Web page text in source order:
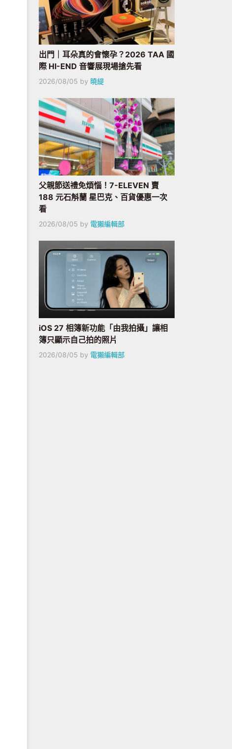
出門｜耳朵真的會懷孕？2026 TAA 國
際 HI-END 音響展現場搶先看
2026/08/05 by 曉緹
父親節送禮免煩惱！7-ELEVEN 賣
188 元石斛蘭 星巴克、百貨優惠一次
看
2026/08/05 by 電獺編輯部
iOS 27 相簿新功能「由我拍攝」讓相
簿只顯示自己拍的照片
2026/08/05 by 電獺編輯部